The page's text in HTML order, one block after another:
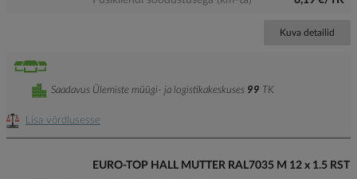
Kuva detailid
Lisa võrdlusesse
Saadavus Ülemiste müügi- ja logistikakeskuses 99 TK
EURO-TOP HALL MUTTER RAL7035 M 12 x 1.5 RST